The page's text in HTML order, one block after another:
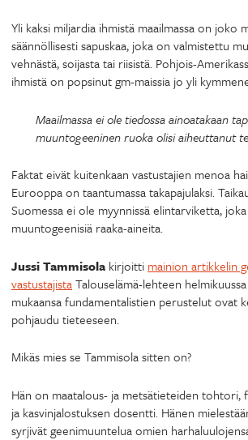
Yli kaksi miljardia ihmistä maailmassa on joko
säännöllisesti sapuskaa, joka on valmistettu
vehnästä, soijasta tai riisistä. Pohjois-
ihmistä on popsinut gm-maissia jo yli
Maailmassa ei ole tiedossa ainoatakaan
muuntogeeninen ruoka olisi aiheuttanut
Faktat eivät kuitenkaan vastustajien menoa
Eurooppa on taantumassa takapajulaksi.
Suomessa ei ole myynnissä elintarviketta, joka
muuntogeenisiä raaka-aineita.
Jussi Tammisola kirjoitti mainion artikkelin
vastustajistaTalouselämä-lehteen
mukaansa fundamentalistien perustelut ovat
pohjaudu tieteeseen.
Mikäs mies se Tammisola sitten on?
Hän on maatalous- ja metsätieteiden tohtori,
ja kasvinjalostuksen dosentti. Hänen
syrjivät geenimuuntelua omien